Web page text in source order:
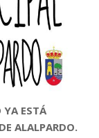
YA ESTÁ
ALALPARDO.